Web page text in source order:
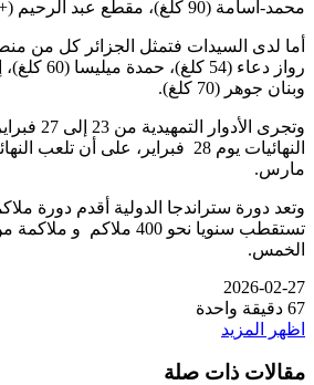
محمد-أسامة (90 كلغ)، مقطع عبد الرحيم (+90 كلغ).
وبنان جوهر (70 كلغ).
وتجرى
النهائيات يوم 28 فبراير، على أن
مارس.
وتعد دورة ستراندجا الدولية أقدم دورة
تستقطب سنويا نحو 400
الخمس.
2026-02-27
67 دقيقة واحدة
اظهر المزيد
مقالات ذات صلة